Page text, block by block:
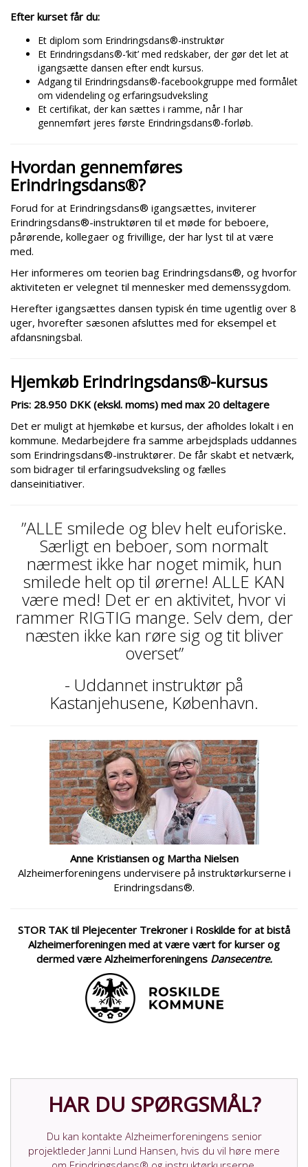
Efter kurset får du:
Et diplom som Erindringsdans®-instruktør
Et Erindringsdans®-’kit’ med redskaber, der gør det let at
igangsætte dansen efter endt kursus.
Adgang til Erindringsdans®-facebookgruppe med formålet
om videndeling og erfaringsudveksling
Et certifikat, der kan sættes i ramme, når I har
gennemført jeres første Erindringsdans®-forløb.
Hvordan gennemføres
Erindringsdans®?
Forud for at Erindringsdans® igangsættes, inviterer
Erindringsdans®-instruktøren til et møde for beboere,
pårørende, kollegaer og frivillige, der har lyst til at være
med.
Her informeres om teorien bag Erindringsdans®, og hvorfor
aktiviteten er velegnet til mennesker med demenssygdom.
Herefter igangsættes dansen typisk én time ugentlig over 8
uger, hvorefter sæsonen afsluttes med for eksempel et
afdansningsbal.
Hjemkøb Erindringsdans®-kursus
Pris: 28.950 DKK (ekskl. moms) med max 20 deltagere
Det er muligt at hjemkøbe et kursus, der afholdes lokalt i en
kommune. Medarbejdere fra samme arbejdsplads uddannes
som Erindringsdans®-instruktører. De får skabt et netværk,
som bidrager til erfaringsudveksling og fælles
danseinitiativer.
”ALLE smilede og blev helt euforiske.
Særligt en beboer, som normalt
nærmest ikke har noget mimik, hun
smilede helt op til ørerne! ALLE KAN
være med! Det er en aktivitet, hvor vi
rammer RIGTIG mange. Selv dem, der
næsten ikke kan røre sig og tit bliver
overset”
- Uddannet instruktør på
Kastanjehusene, København.
Anne Kristiansen og Martha Nielsen
Alzheimerforeningens undervisere på instruktørkurserne i
Erindringsdans®.
STOR TAK til Plejecenter Trekroner i Roskilde for at bistå
Alzheimerforeningen med at være vært for kurser og
dermed være AlzheimerforeningensDansecentre.
HAR DU SPØRGSMÅL?
Du kan kontakte Alzheimerforeningens senior
projektleder Janni Lund Hansen, hvis du vil høre mere